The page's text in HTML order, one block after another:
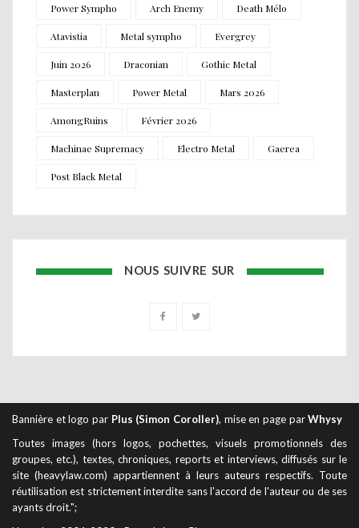
Power Sympho Arch Enemy Death Mélo
Atavistia Metal sympho Evergrey
Juin 2026 Draconian Gothic Metal
Masterplan Power Metal Mars 2026
AmongRuins Février 2026
Machinae Supremacy Electro Metal Gaerea
Post Black Metal
NOUS SUIVRE SUR
Bannière et logo par Plus (Simon Coroller), mise en page parWhysy
Toutes images (hors logos, pochettes, visuels promotionnels des
groupes, etc.), textes, chroniques, reports et interviews, diffusés sur le
site (heavylaw.com) appartiennent à leurs auteurs respectifs. Toute
réutilisation est strictement interdite sans l'accord de l'auteur ou de ses
ayants droit.";